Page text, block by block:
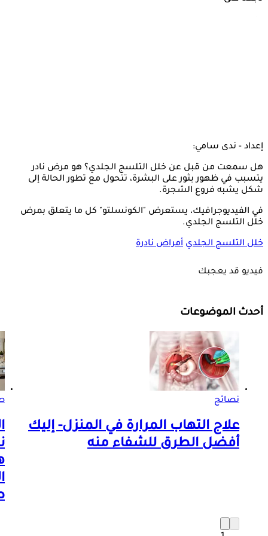
إعداد - ندى سامي:
هل سمعت من قبل عن خلل التلسج الجلدي؟ هو مرض نادر
يتسبب في ظهور بثور على البشرة، تتحول مع تطور الحالة إلى
شكل يشبه فروع الشجرة.
في الفيديوجرافيك، يستعرض "الكونسلتو" كل ما يتعلق بمرض
خلل التلسج الجلدي.
خلل التلسج الجلدي أمراض نادرة
فيديو قد يعجبك
أحدث الموضوعات
نصائح
علاج التهاب المرارة في المنزل- إليك
أفضل الطرق للشفاء منه